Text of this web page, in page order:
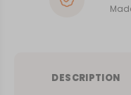
DESCRIPTION